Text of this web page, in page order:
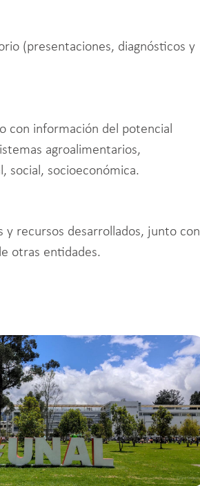
(presentaciones, diagnósticos y
con información del potencial
agroalimentarios,
social, socioeconómica.
y recursos desarrollados, junto con
otras entidades.